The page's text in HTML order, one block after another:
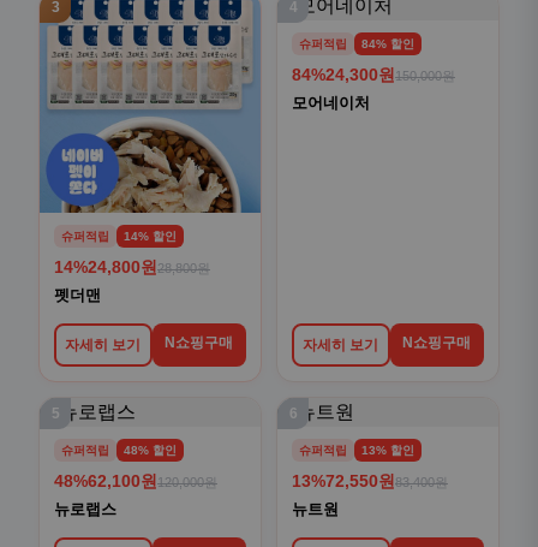
3
슈퍼적립 14% 할인
14%24,800원 28,800원
펫더맨
자세히 보기 N쇼핑구매
4
슈퍼적립 84% 할인
84%24,300원 150,000원
모어네이처
자세히 보기 N쇼핑구매
5
슈퍼적립 48% 할인
48%62,100원 120,000원
뉴로랩스
6
슈퍼적립 13% 할인
13%72,550원 83,400원
뉴트원